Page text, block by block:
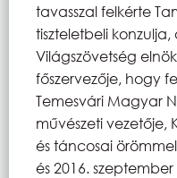
tavasszal felkérte
tiszteletbeli
Világszövetség
főszervezője, hogy
Temesvári Magyar
művészeti vezetője,
és táncosai
és 2016.